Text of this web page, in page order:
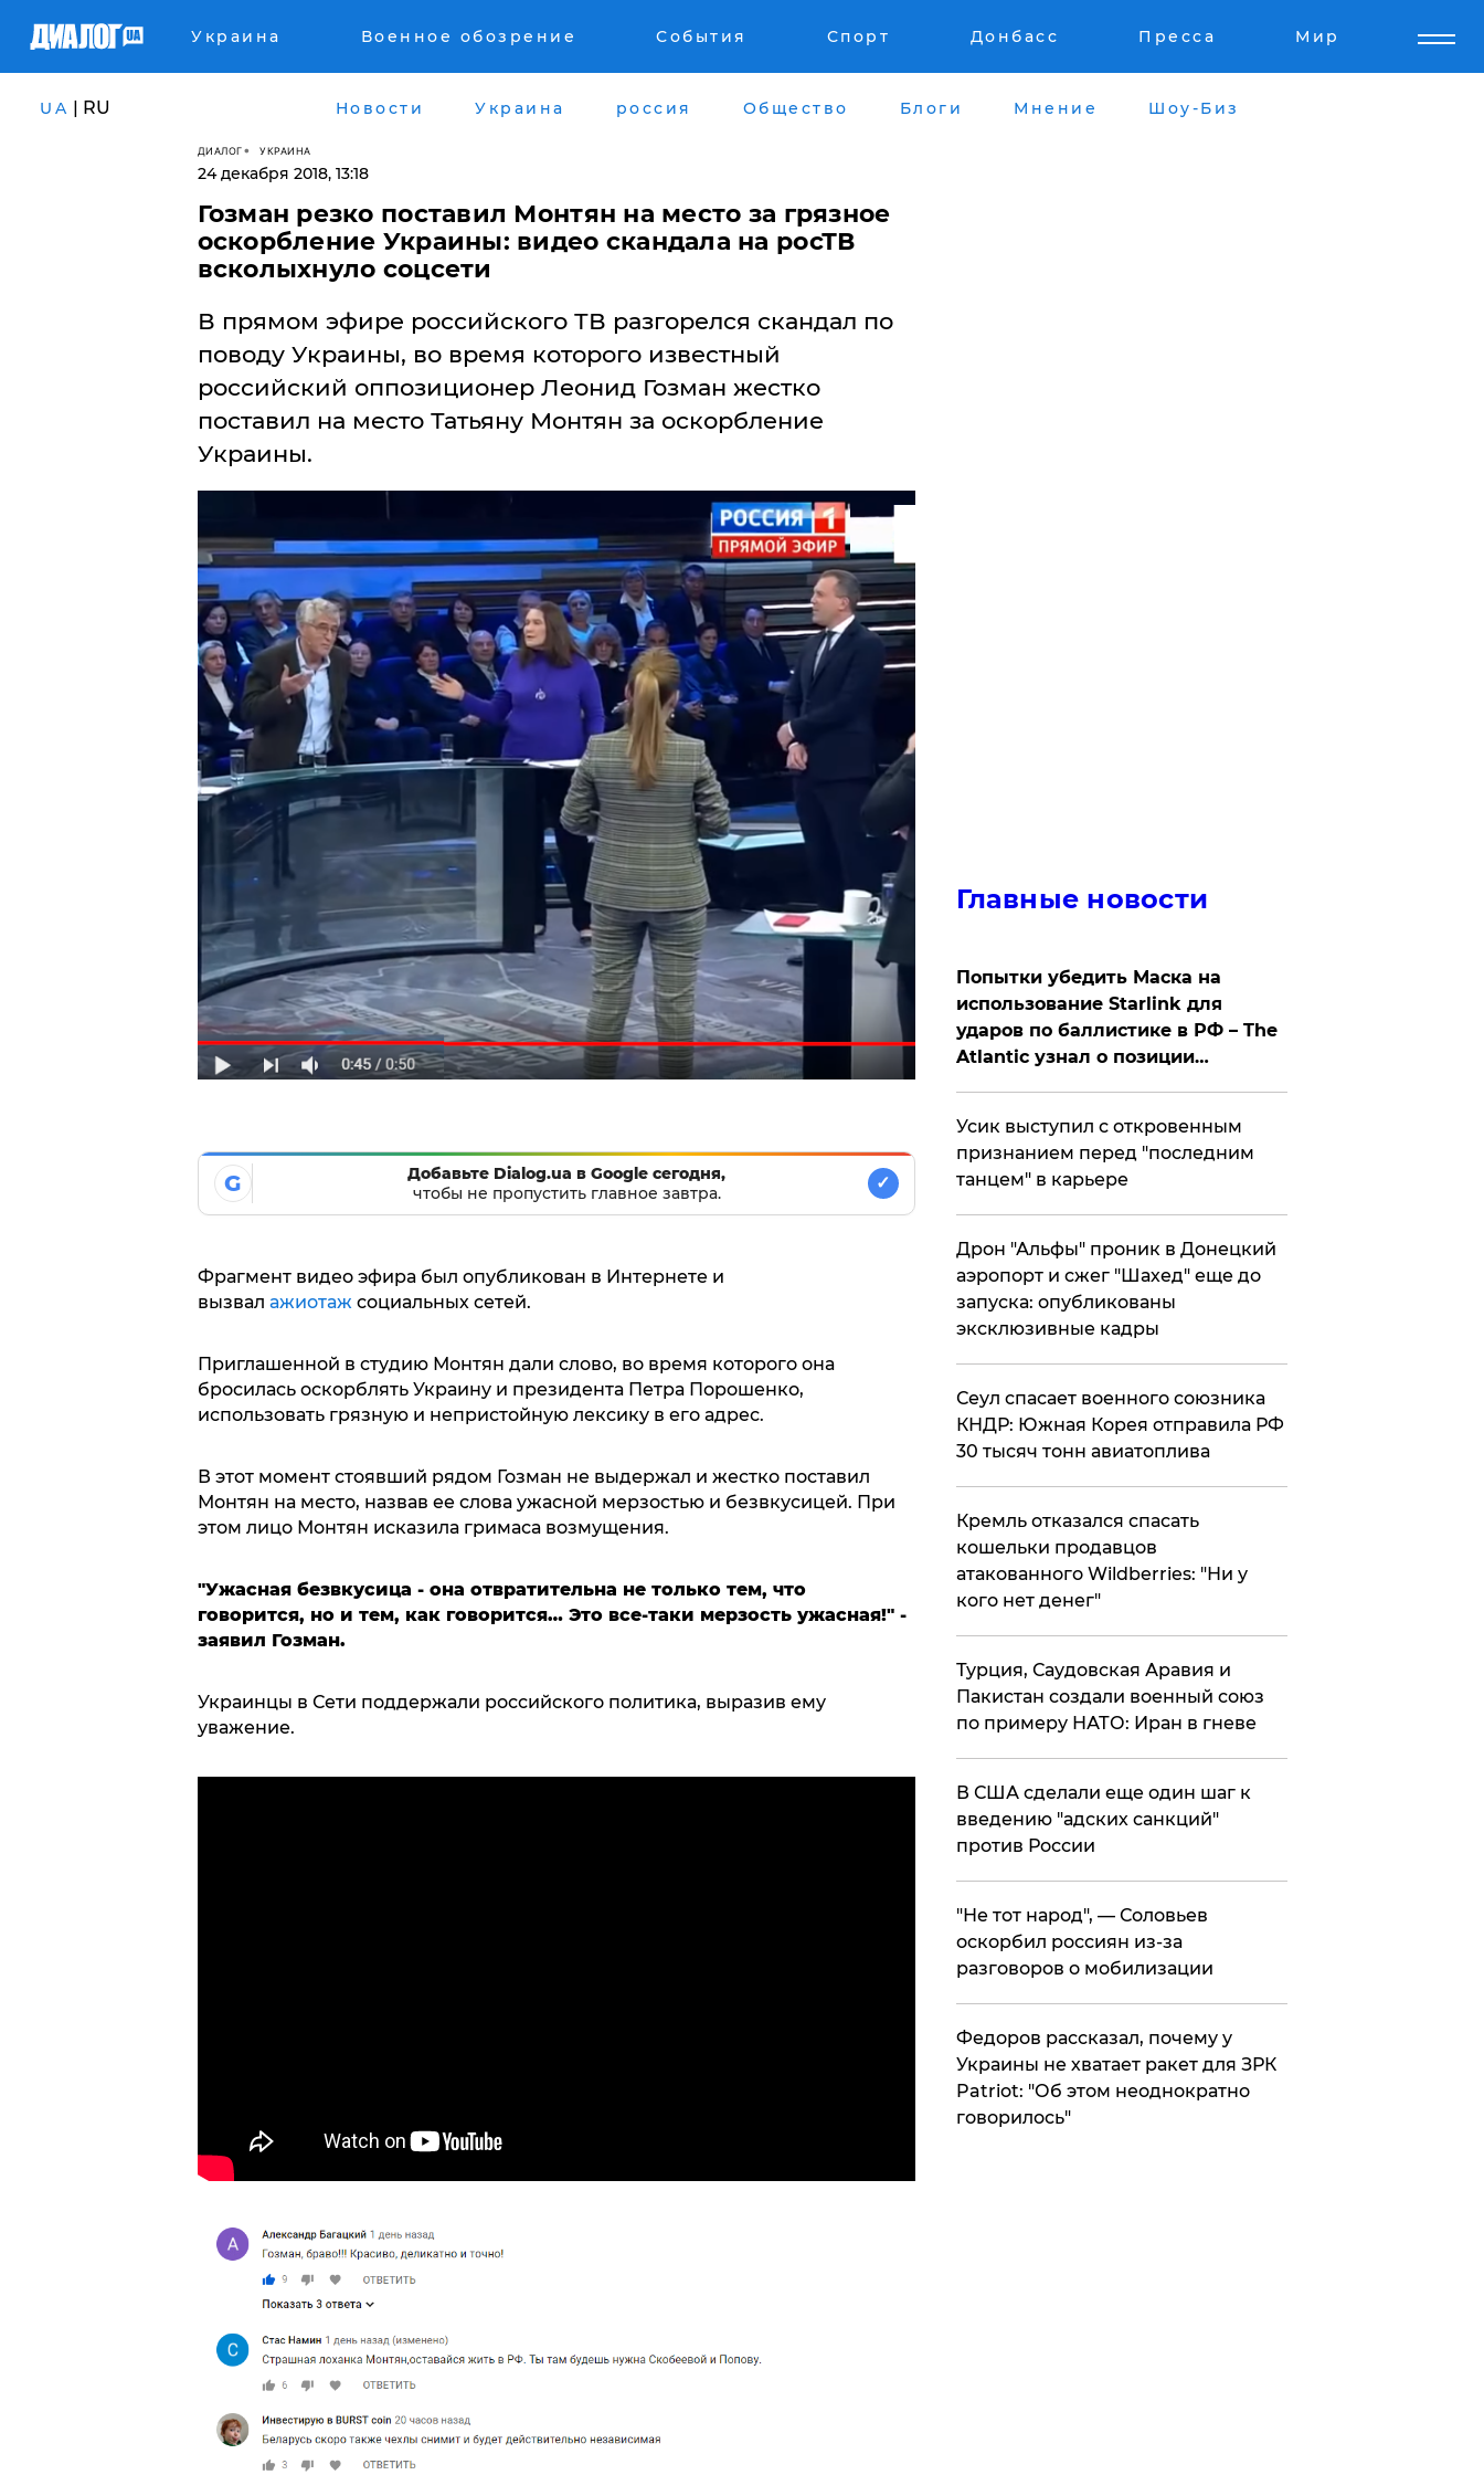
Украина Военное обозрение События Спорт Донбасс Пресса Мир
UA | RU Новости Украина россия Общество Блоги Мнение Шоу-Биз
ДИАЛОГ УКРАИНА
24 декабря 2018, 13:18
Гозман резко поставил Монтян на место за грязное
оскорбление Украины: видео скандала на росТВ
всколыхнуло соцсети
​В прямом эфире российского ТВ разгорелся скандал по
поводу Украины, во время которого известный
российский оппозиционер Леонид Гозман жестко
поставил на место Татьяну Монтян за оскорбление
Украины.
G
Добавьте Dialog.ua в Google сегодня,
чтобы не пропустить главное завтра.
✓
Фрагмент видео эфира был опубликован в Интернете и
вызвал ажиотаж социальных сетей.
Приглашенной в студию Монтян дали слово, во время которого она
бросилась оскорблять Украину и президента Петра Порошенко,
использовать грязную и непристойную лексику в его адрес.
В этот момент стоявший рядом Гозман не выдержал и жестко поставил
Монтян на место, назвав ее слова ужасной мерзостью и безвкусицей. При
этом лицо Монтян исказила гримаса возмущения.
"Ужасная безвкусица - она отвратительна не только тем, что
говорится, но и тем, как говорится… Это все-таки мерзость ужасная!" -
заявил Гозман.
Украинцы в Сети поддержали российского политика, выразив ему
уважение.
Главные новости
Попытки убедить Маска на
использование Starlink для
ударов по баллистике в РФ – The
Atlantic узнал о позиции
Усик выступил с откровенным
признанием перед "последним
танцем" в карьере
Дрон "Альфы" проник в Донецкий
аэропорт и сжег "Шахед" еще до
запуска: опубликованы
эксклюзивные кадры
​Сеул спасает военного союзника
КНДР: Южная Корея отправила РФ
30 тысяч тонн авиатоплива
Кремль отказался спасать
кошельки продавцов
атакованного Wildberries: "Ни у
кого нет денег"
Турция, Саудовская Аравия и
Пакистан создали военный союз
по примеру НАТО: Иран в гневе
В США сделали еще один шаг к
введению "адских санкций"
против России
​"Не тот народ", — Соловьев
оскорбил россиян из-за
разговоров о мобилизации
Федоров рассказал, почему у
Украины не хватает ракет для ЗРК
Patriot: "Об этом неоднократно
говорилось"